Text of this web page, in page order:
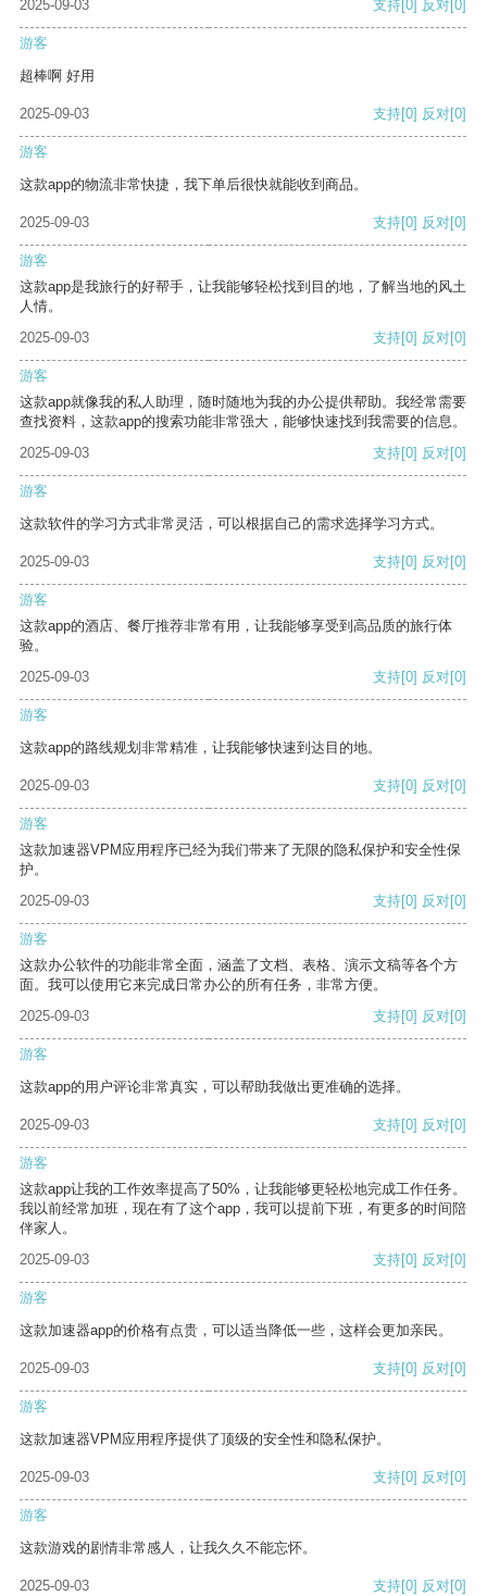
2025-09-03 支持[0] 反对[0]
游客
超棒啊 好用
2025-09-03 支持[0] 反对[0]
游客
这款app的物流非常快捷，我下单后很快就能收到商品。
2025-09-03 支持[0] 反对[0]
游客
这款app是我旅行的好帮手，让我能够轻松找到目的地，了解当地的风土
人情。
2025-09-03
支持[0] 反对[0]
游客
这款app就像我的私人助理，随时随地为我的办公提供帮助。我经常需要
查找资料，这款app的搜索功能非常强大，能够快速找到我需要的信息。
2025-09-03
支持[0] 反对[0]
游客
这款软件的学习方式非常灵活，可以根据自己的需求选择学习方式。
2025-09-03 支持[0] 反对[0]
游客
这款app的酒店、餐厅推荐非常有用，让我能够享受到高品质的旅行体
验。
2025-09-03
支持[0] 反对[0]
游客
这款app的路线规划非常精准，让我能够快速到达目的地。
2025-09-03 支持[0] 反对[0]
游客
这款加速器VPM应用程序已经为我们带来了无限的隐私保护和安全性保
护。
2025-09-03
支持[0] 反对[0]
游客
这款办公软件的功能非常全面，涵盖了文档、表格、演示文稿等各个方
面。我可以使用它来完成日常办公的所有任务，非常方便。
2025-09-03
支持[0] 反对[0]
游客
这款app的用户评论非常真实，可以帮助我做出更准确的选择。
2025-09-03 支持[0] 反对[0]
游客
这款app让我的工作效率提高了50%，让我能够更轻松地完成工作任务。
我以前经常加班，现在有了这个app，我可以提前下班，有更多的时间陪
伴家人。
2025-09-03
支持[0] 反对[0]
游客
这款加速器app的价格有点贵，可以适当降低一些，这样会更加亲民。
2025-09-03 支持[0] 反对[0]
游客
这款加速器VPM应用程序提供了顶级的安全性和隐私保护。
2025-09-03 支持[0] 反对[0]
游客
这款游戏的剧情非常感人，让我久久不能忘怀。
2025-09-03 支持[0] 反对[0]